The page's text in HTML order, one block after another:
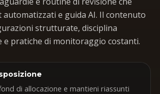
e guida AI. Il contenuto
strutturate, disciplina
e pratiche di monitoraggio costanti.
di allocazione e mantieni riassunti